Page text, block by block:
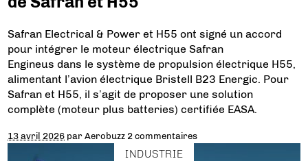
Safran Electrical & Power et H55 ont signé un accord
pour intégrer le moteur électrique Safran
Engineus dans le système de propulsion électrique H55,
alimentant l’avion électrique Bristell B23 Energic. Pour
Safran et H55, il s’agit de proposer une solution
complète (moteur plus batteries) certifiée EASA.
13 avril 2026 parAerobuzz 2 commentaires
INDUSTRIE